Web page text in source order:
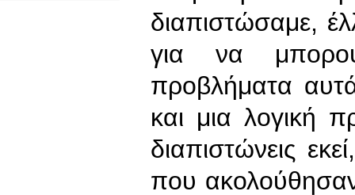
διαπιστώσαμε,
για να
προβλήματα
και μια λογική
διαπιστώνεις
που